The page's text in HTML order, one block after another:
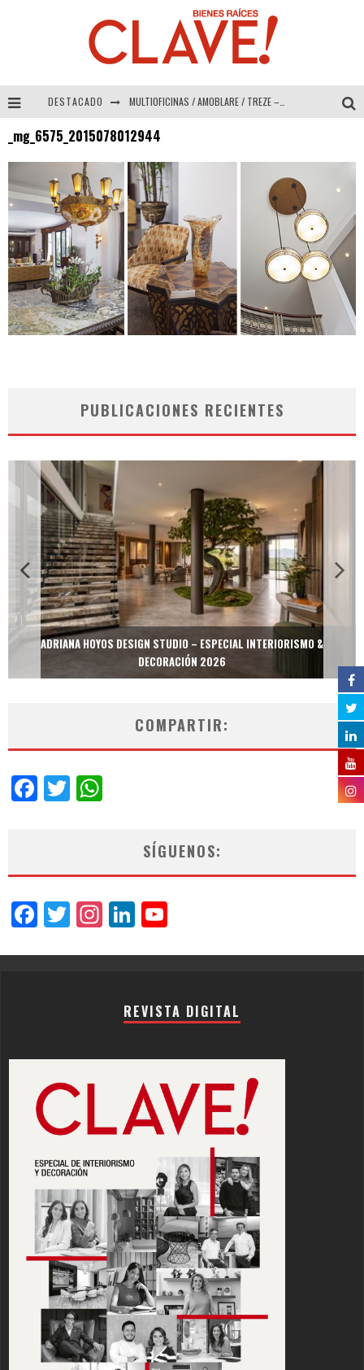
DESTACADO MULTIOFICINAS / AMOBLARE / TREZE – Especial Interiorismo & Decoración 2026
COLINEAL – Especial Interiorismo & Decoración 2026
_mg_6575_2015078012944
PUBLICACIONES RECIENTES
ADRIANA HOYOS DESIGN STUDIO – ESPECIAL INTERIORISMO &
DECORACIÓN 2026
COMPARTIR:
Facebook
Twitter
SÍGUENOS:
Facebook
Twitter
Instagram
LinkedIn
REVISTA DIGITAL